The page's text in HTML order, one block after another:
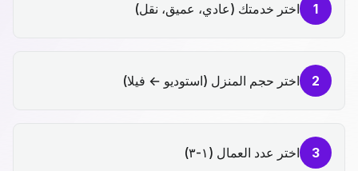
1 اختر خدمتك (عادي، عميق، نقل)
2 اختر حجم المنزل (استوديو ← فيلا)
3 اختر عدد العمال (١-٣)